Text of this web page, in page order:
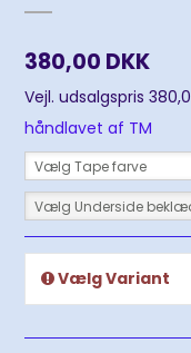
380,00 DKK
Vejl. udsalgspris
håndlavet af TM
Vælg Tape farve
Vælg Underside
Vælg Variant